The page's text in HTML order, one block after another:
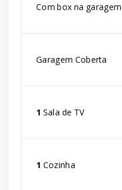
Com box na garagem
Garagem Coberta
1 Sala de TV
1 Cozinha